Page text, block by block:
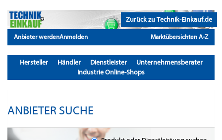
Zurück zu Technik-Einkauf.de
Anbieter werdenAnmelden Marktübersichten A-Z
Hersteller Händler Dienstleister
Unternehmensberater
Industrie Online-Shops
ANBIETER SUCHE